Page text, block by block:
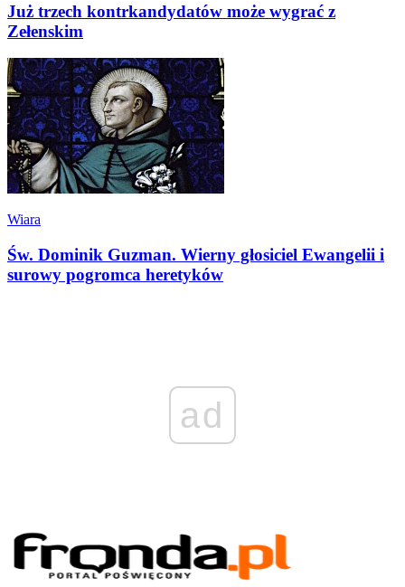
Już trzech kontrkandydatów może wygrać z
Zełenskim
Wiara
Św. Dominik Guzman. Wierny głosiciel Ewangelii i
surowy pogromca heretyków
ad